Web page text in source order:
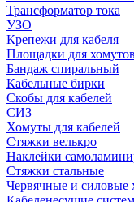
Трансформатор тока
УЗО
Крепежи для кабеля
Площадки для хомутов
Бандаж спиральный
Кабельные бирки
Cкобы для кабелей
СИЗ
Хомуты для кабелей
Стяжки велькро
Наклейки
Стяжки стальные
Червячные и силовые